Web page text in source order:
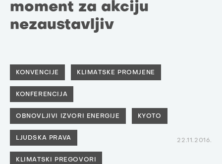
moment za akciju
nezaustavljiv
KONVENCIJE KLIMATSKE PROMJENE
KONFERENCIJA
OBNOVLJIVI IZVORI ENERGIJE KYOTO
LJUDSKA PRAVA
KLIMATSKI PREGOVORI
22.11.2016.